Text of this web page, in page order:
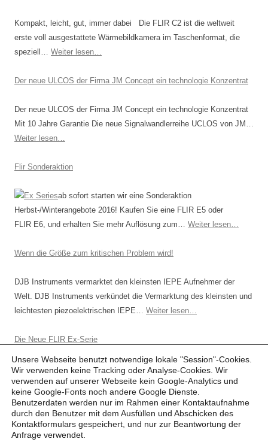
v
i
g
t
i
o
n
Kompakt, leicht, gut, immer dabei Die FLIR C2 ist die weltweit
erste voll ausgestattete Wärmebildkamera im Taschenformat, die
speziell… Weiter lesen…
Der neue ULCOS der Firma JM Concept ein technologie Konzentrat
Der neue ULCOS der Firma JM Concept ein technologie Konzentrat
Mit 10 Jahre Garantie Die neue Signalwandlerreihe UCLOS von JM…
Weiter lesen…
Flir Sonderaktion
ab sofort starten wir eine Sonderaktion
Herbst-/Winterangebote 2016! Kaufen Sie eine FLIR E5 oder
FLIR E6, und erhalten Sie mehr Auflösung zum… Weiter lesen…
Wenn die Größe zum kritischen Problem wird!
DJB Instruments vermarktet den kleinsten IEPE Aufnehmer der
Welt. DJB Instruments verkündet die Vermarktung des kleinsten und
leichtesten piezoelektrischen IEPE… Weiter lesen…
Die Neue FLIR Ex-Serie
Die FLIR Ex-Serie bietet Ihnen neue Möglich­keiten.
Einfach anvisieren, speichern und auswerten. Eine FLIR Ex-Kamera
ist zum Beispiel ein erschwinglicher…Weiter lesen…
Unsere Webseite benutzt notwendige lokale "Session"-Cookies.
Wir verwenden keine Tracking oder Analyse-Cookies. Wir
verwenden auf unserer Webseite kein Google-Analytics und
keine Google-Fonts noch andere Google Dienste.
Benutzerdaten werden nur im Rahmen einer Kontaktaufnahme
durch den Benutzer mit dem Ausfüllen und Abschicken des
Kontaktformulars gespeichert, und nur zur Beantwortung der
Anfrage verwendet.